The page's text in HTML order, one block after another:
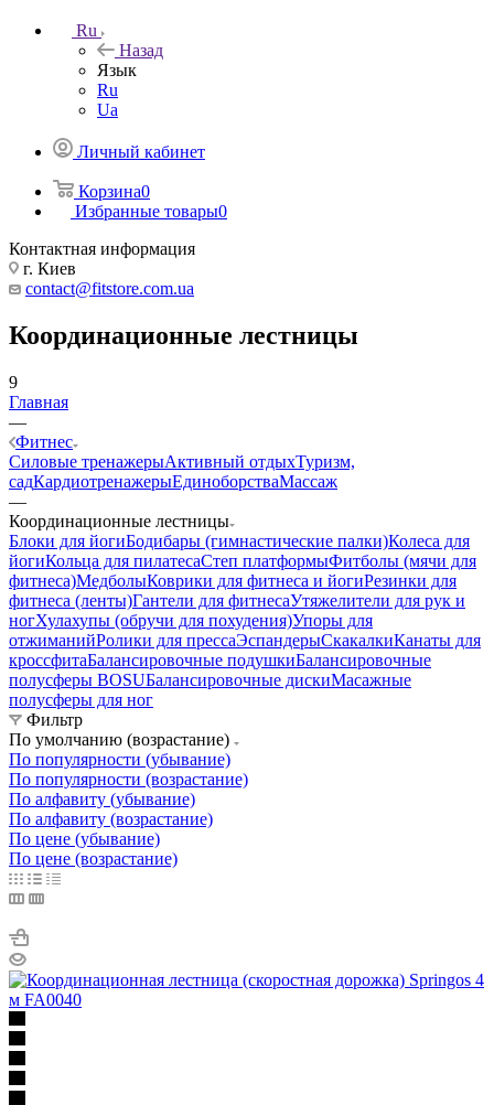
Ru
Назад
Язык
Ru
Ua
Личный кабинет
Корзина0
Избранные товары0
Контактная информация
г. Киев
contact@fitstore.com.ua
Координационные лестницы
9
Главная
—
Фитнес
Силовые тренажерыАктивный отдыхТуризм,
садКардиотренажерыЕдиноборстваМассаж
—
Координационные лестницы
Блоки для йогиБодибары (гимнастические палки)Колеса для
йогиКольца для пилатесаСтеп платформыФитболы (мячи для
фитнеса)МедболыКоврики для фитнеса и йогиРезинки для
фитнеса (ленты)Гантели для фитнесаУтяжелители для рук и
ногХулахупы (обручи для похудения)Упоры для
отжиманийРолики для прессаЭспандерыСкакалкиКанаты для
кроссфитаБалансировочные подушкиБалансировочные
полусферы BOSUБалансировочные дискиМасажные
полусферы для ног
Фильтр
По умолчанию (возрастание)
По популярности (убывание)
По популярности (возрастание)
По алфавиту (убывание)
По алфавиту (возрастание)
По цене (убывание)
По цене (возрастание)